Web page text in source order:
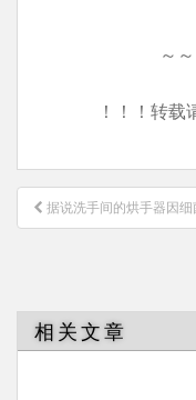
～
！！！转载
文
章
据说洗手间的烘手器因
相关文章